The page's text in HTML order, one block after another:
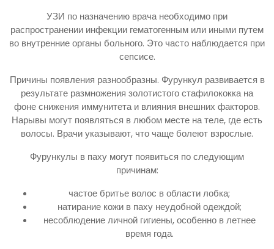
УЗИ по назначению врача необходимо при
распространении инфекции гематогенным или иными путем
во внутренние органы больного. Это часто наблюдается при
сепсисе.
Причины появления разнообразны. Фурункул развивается в
результате размножения золотистого стафилококка на
фоне снижения иммунитета и влияния внешних факторов.
Нарывы могут появляться в любом месте на теле, где есть
волосы. Врачи указывают, что чаще болеют взрослые.
Фурункулы в паху могут появиться по следующим
причинам:
частое бритье волос в области лобка;
натирание кожи в паху неудобной одеждой;
несоблюдение личной гигиены, особенно в летнее
время года.